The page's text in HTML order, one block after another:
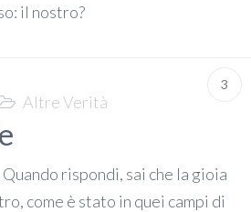
il nostro?
3
Altre Verità
rispondi, sai che la gioia
come è stato in quei campi di